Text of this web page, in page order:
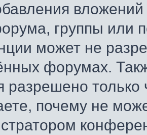
группы или
может не
форумах.
разрешено
почему не